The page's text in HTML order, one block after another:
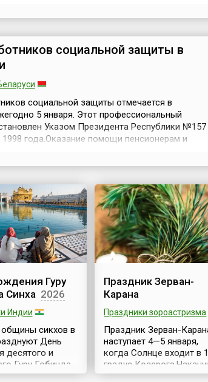
появившееся на Зап...
социальной защиты в
социальной защиты отмечается в
5 января. Этот профессиональный
Указом Президента Республики №157
1998 года.Оказание помощи пенсионерам и
способность...
Гуру
Синха 2026
Индии
общины сикхов в
День
десятого и
Гуру Гобинда
Gobind Singh
Праздник Зерван-
Карана
Праздники зороастризма
Праздник Зерван-
наступает 4—5 января,
когда Солнце входит в
градус
этого дня — 4 января,